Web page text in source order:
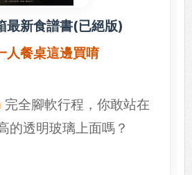
最新食譜書(已絕版)
人餐桌這邊買唷
完全腳軟行程，你敢站在
的透明玻璃上面嗎？